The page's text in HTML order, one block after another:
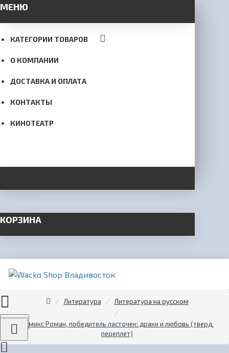
МЕНЮ
КАТЕГОРИИ ТОВАРОВ
О КОМПАНИИ
ДОСТАВКА И ОПЛАТА
КОНТАКТЫ
КИНОТЕАТР
КОРЗИНА
Menu
Литература Литература на русском
Комикс Роман, победитель ласточек: драки и любовь (тверд.
переплет)